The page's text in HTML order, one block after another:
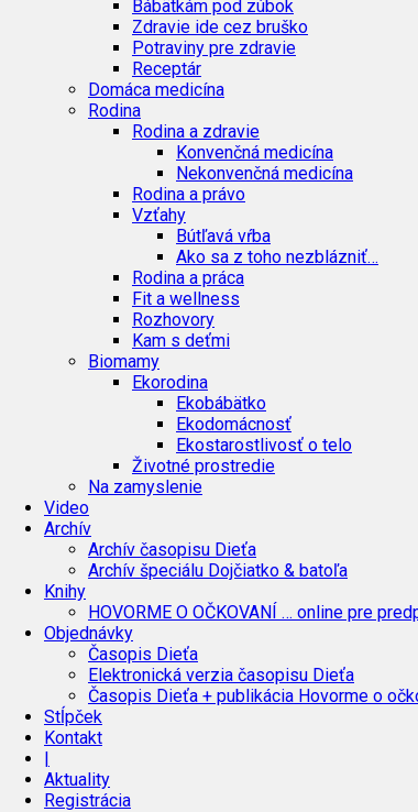
Bábätkám pod zúbok
Zdravie ide cez bruško
Potraviny pre zdravie
Receptár
Domáca medicína
Rodina
Rodina a zdravie
Konvenčná medicína
Nekonvenčná medicína
Rodina a právo
Vzťahy
Bútľavá vŕba
Ako sa z toho nezblázniť…
Rodina a práca
Fit a wellness
Rozhovory
Kam s deťmi
Biomamy
Ekorodina
Ekobábätko
Ekodomácnosť
Ekostarostlivosť o telo
Životné prostredie
Na zamyslenie
Video
Archív
Archív časopisu Dieťa
Archív špeciálu Dojčiatko & batoľa
Knihy
HOVORME O OČKOVANÍ … online pre
Objednávky
Časopis Dieťa
Elektronická verzia časopisu Dieťa
Časopis Dieťa + publikácia Hovorme o
Stĺpček
Kontakt
|
Aktuality
Registrácia